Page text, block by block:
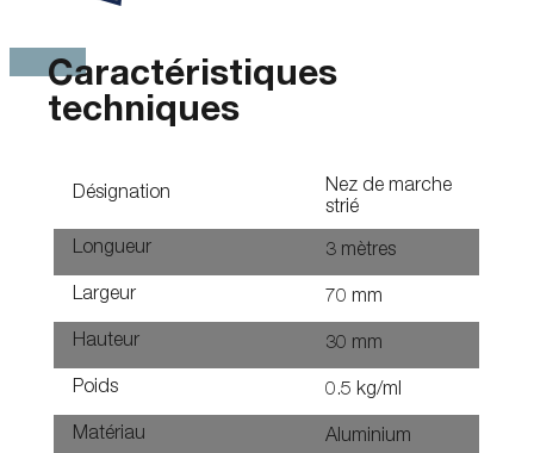
Caractéristiques
techniques
Désignation
Nez de marche
strié
Longueur 3 mètres
Largeur 70 mm
Hauteur 30 mm
Poids 0.5 kg/ml
Matériau Aluminium